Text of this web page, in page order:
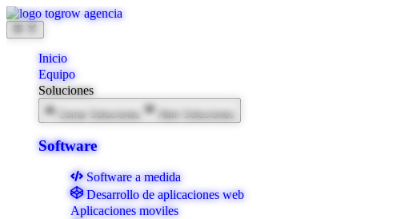
Ir
al
contenido
Inicio
Equipo
Soluciones
Cerrar Soluciones Abrir Soluciones
Software
Software a medida
Desarrollo de aplicaciones web
Aplicaciones moviles